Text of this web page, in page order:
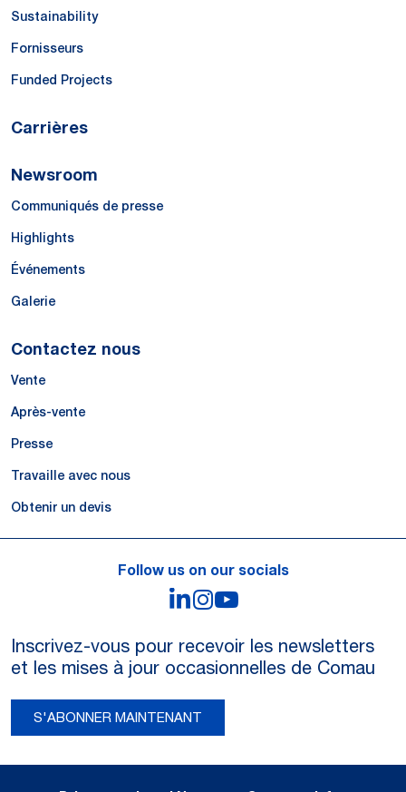
Sustainability
Fornisseurs
Funded Projects
Carrières
Newsroom
Communiqués de presse
Highlights
Événements
Galerie
Contactez nous
Vente
Après-vente
Presse
Travaille avec nous
Obtenir un devis
Follow us on our socials
LinkedIn
Instagram
Inscrivez-vous pour recevoir les newsletters
et les mises à jour occasionnelles de Comau
S'ABONNER MAINTENANT